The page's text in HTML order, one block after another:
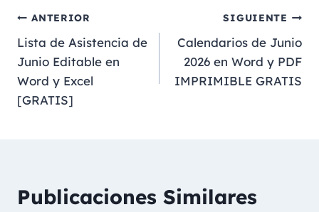
ANTERIOR
Lista de Asistencia de
Junio Editable en
Word y Excel
[GRATIS]
SIGUIENTE
Calendarios de Junio
2026 en Word y PDF
IMPRIMIBLE GRATIS
Publicaciones Similares